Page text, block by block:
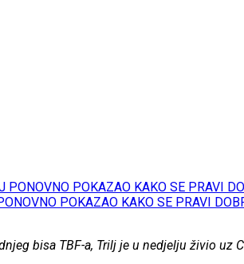
POKAZAO KAKO SE PRAVI
bisa TBF-a, Trilj je u nedjelju živio